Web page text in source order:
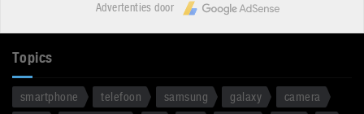
Advertenties door
Topics
smartphone telefoon samsung galaxy
camera